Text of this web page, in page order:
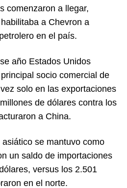
comenzaron a llegar,
a Chevron a
en el país.
año Estados Unidos
socio comercial de
solo en las exportaciones
de dólares contra los
a China.
se mantuvo como
un saldo de importaciones
versus los 2.501
en el norte.